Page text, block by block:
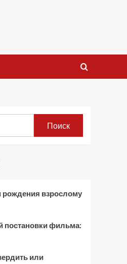
рождения взрослому
постановки фильма:
или